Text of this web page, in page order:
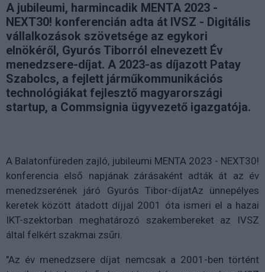
A jubileumi, harmincadik MENTA 2023 -
NEXT30! konferencián adta át IVSZ - Digitális
vállalkozások szövetsége az egykori
elnökéről, Gyurós Tiborról elnevezett Év
menedzsere-díjat. A 2023-as díjazott Patay
Szabolcs, a fejlett járműkommunikációs
technológiákat fejlesztő magyarországi
startup, a Commsignia ügyvezető igazgatója.
A Balatonfüreden zajló, jubileumi MENTA 2023 - NEXT30!
konferencia első napjának zárásaként adták át az év
menedzserének járó Gyurós Tibor-díjatAz ünnepélyes
keretek között átadott díjjal 2001 óta ismeri el a hazai
IKT-szektorban meghatározó szakembereket az IVSZ
által felkért szakmai zsűri.
"Az év menedzsere díjat nemcsak a 2001-ben történt